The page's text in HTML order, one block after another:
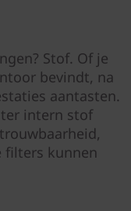
Stof. Of je
bevindt, na
aantasten.
intern stof
filters kunnen